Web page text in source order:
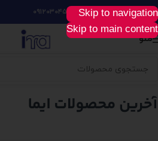
Skip to navigation
Skip to main content
خرید آسان، سریع و راحت : ۰۹۱۲۰۳۰۴۵۲۸
منو